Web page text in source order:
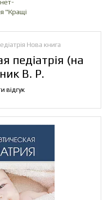
Нова книга
педіатрія (на
В. Р.
відгук